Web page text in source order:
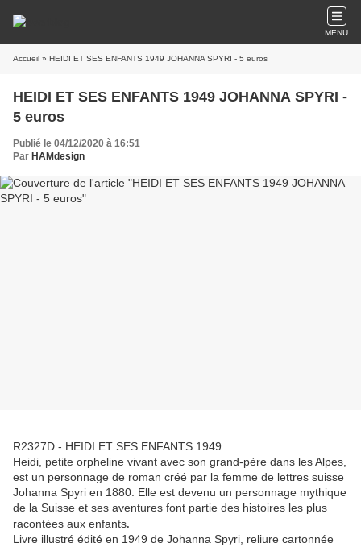
MENU
Accueil » HEIDI ET SES ENFANTS 1949 JOHANNA SPYRI - 5 euros
HEIDI ET SES ENFANTS 1949 JOHANNA SPYRI -
5 euros
Publié le 04/12/2020 à 16:51
Par HAMdesign
R2327D - HEIDI ET SES ENFANTS 1949
Heidi, petite orpheline vivant avec son grand-père dans les Alpes,
est un personnage de roman créé par la femme de lettres suisse
Johanna Spyri en 1880. Elle est devenu un personnage mythique
de la Suisse et ses aventures font partie des histoires les plus
racontées aux enfants.
Livre illustré édité en 1949 de Johanna Spyri, reliure cartonnée